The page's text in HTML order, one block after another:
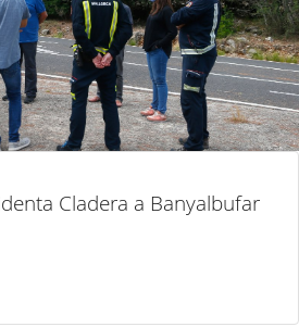
Cladera a Banyalbufar